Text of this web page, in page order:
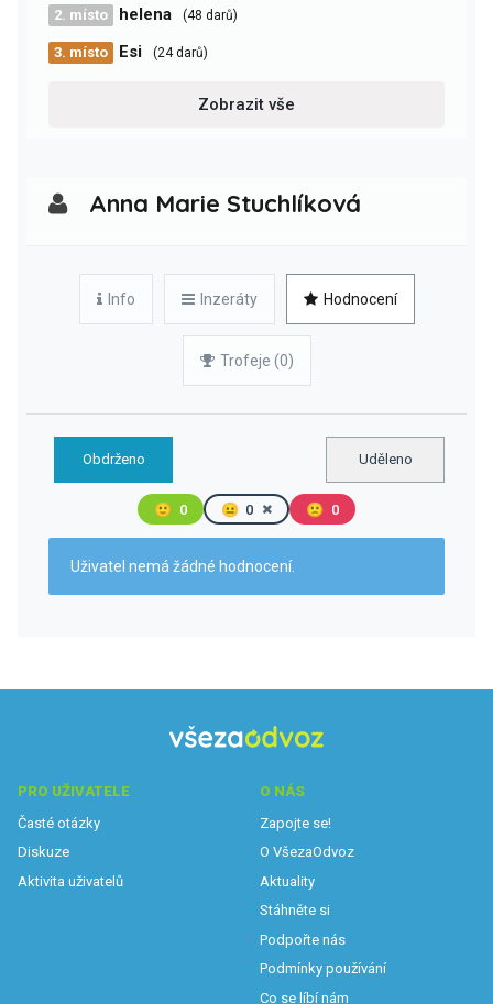
2. místo helena (48 darů)
3. místo Esi (24 darů)
Zobrazit vše
Anna Marie Stuchlíková
Info Inzeráty Hodnocení
Trofeje (0)
Obdrženo Uděleno
🙂 0 😐 0 🙁 0
Uživatel nemá žádné hodnocení.
PRO UŽIVATELE
Časté otázky
Diskuze
Aktivita uživatelů
O NÁS
Zapojte se!
O VšezaOdvoz
Aktuality
Stáhněte si
Podpořte nás
Podmínky používání
Co se líbí nám